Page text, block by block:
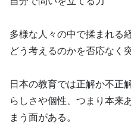
多様な人々の中で揉まれる
どう考えるのかを否応なく
日本の教育では正解か不正
らしさや個性、つまり本来
まう面がある。